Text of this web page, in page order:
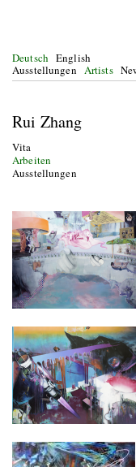
Deutsch English
Ausstellungen Artists
Rui Zhang
Vita
Arbeiten
Ausstellungen